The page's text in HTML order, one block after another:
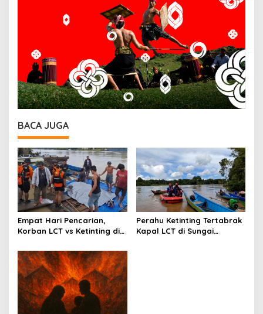
BACA JUGA
Empat Hari Pencarian,
Korban LCT vs Ketinting di
Ditemukan
Perahu Ketinting Tertabrak
Kapal LCT di Sungai